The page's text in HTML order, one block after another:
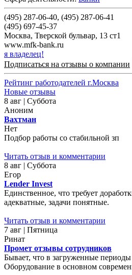
(495) 287-06-40, (495) 287-06-41
(495) 697-45-37
Москва, Тверской бульвар, 13 ст1
www.mfk-bank.ru
я владелец!
Подписаться на отзывы о компании
Рейтинг работодателей г.Москва
Новые отзывы
8 авг | Суббота
Аноним
Вахтман
Нет
Подбор работы со стабильной зп
Читать отзыв и комментарии
8 авг | Суббота
Егор
Lender Invest
Единственное, что требует
адекватные, задачи понятные.
Читать отзыв и комментарии
7 авг | Пятница
Ринат
Промет отзывы сотрудников
Бывает, что в загруженные
Оборудование в основном